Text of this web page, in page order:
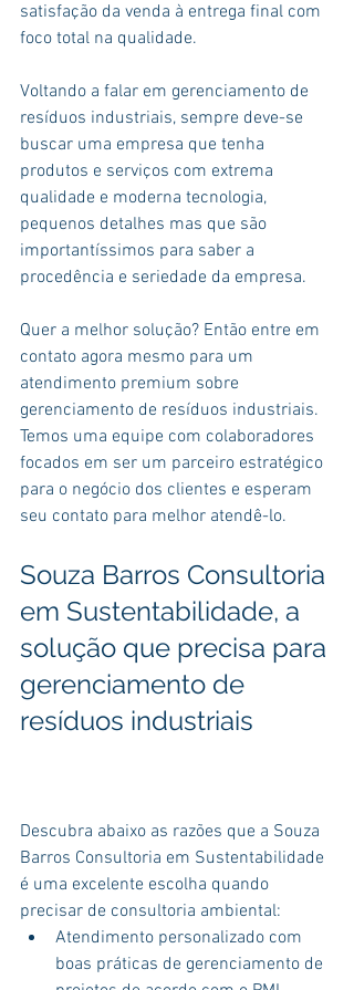
satisfação da venda à entrega final com
foco total na qualidade.
Voltando a falar em gerenciamento de
resíduos industriais, sempre deve-se
buscar uma empresa que tenha
produtos e serviços com extrema
qualidade e moderna tecnologia,
pequenos detalhes mas que são
importantíssimos para saber a
procedência e seriedade da empresa.
Quer a melhor solução? Então entre em
contato agora mesmo para um
atendimento premium sobre
gerenciamento de resíduos industriais.
Temos uma equipe com colaboradores
focados em ser um parceiro estratégico
para o negócio dos clientes e esperam
seu contato para melhor atendê-lo.
Souza Barros Consultoria
em Sustentabilidade, a
solução que precisa para
gerenciamento de
resíduos industriais
Descubra abaixo as razões que a Souza
Barros Consultoria em Sustentabilidade
é uma excelente escolha quando
precisar de consultoria ambiental:
Atendimento personalizado com
boas práticas de gerenciamento de